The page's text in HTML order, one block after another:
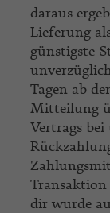
daraus
Lieferung
günstigste
Tagen ab
Mitteilung
Vertrags bei
Transaktion
dir wurde